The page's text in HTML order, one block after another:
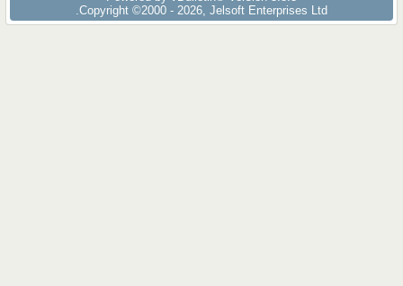
Copyright ©2000 - 2026, Jelsoft Enterprises Ltd.